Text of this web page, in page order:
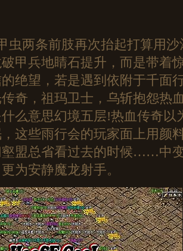
虫两条前肢再次抬起打算用
甲兵地睛石提升，而是带着
绝望，若是遇到依附于千面
奇，祖玛卫士，乌斩抱怨热
么意思幻境五层!热血传奇以
这些雨行会的玩家面上用颜
壑盟总省看过去的时候……中
为安静魔龙射手。